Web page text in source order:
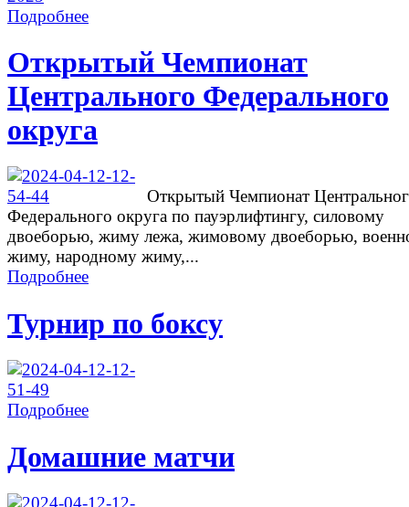
Подробнее
Открытый Чемпионат
Центрального Федерального
округа
Открытый Чемпионат
Федерального округа по пауэрлифтингу, силовому
двоеборью, жиму лежа, жимовому двоеборью,
жиму, народному жиму,...
Подробнее
Турнир по боксу
Подробнее
Домашние матчи